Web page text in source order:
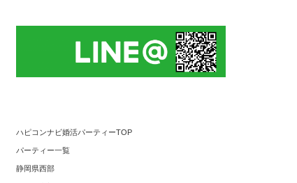
ハピコンナビ婚活パーティーTOP
パーティー一覧
静岡県西部